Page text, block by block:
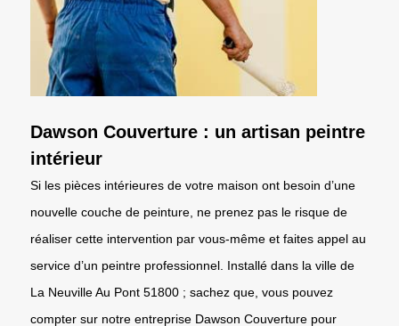
Dawson Couverture : un artisan peintre
intérieur
Si les pièces intérieures de votre maison ont besoin d’une
nouvelle couche de peinture, ne prenez pas le risque de
réaliser cette intervention par vous-même et faites appel au
service d’un peintre professionnel. Installé dans la ville de
La Neuville Au Pont 51800 ; sachez que, vous pouvez
compter sur notre entreprise Dawson Couverture pour